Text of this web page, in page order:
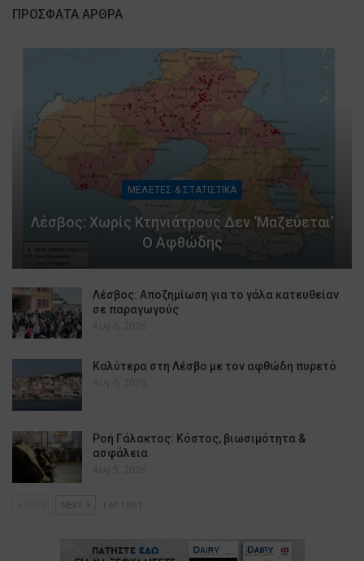
ΠΡΟΣΦΑΤΑ ΑΡΘΡΑ
ΜΕΛΕΤΕΣ & ΣΤΑΤΙΣΤΙΚΑ
Λέσβος: Χωρίς Κτηνιάτρους Δεν ‘μαζεύεται’
Ο Αφθώδης
Λέσβος: Αποζημίωση για το γάλα κατευθείαν
σε παραγωγούς
Αυγ 6, 2026
Καλύτερα στη Λέσβο με τον αφθώδη πυρετό
Αυγ 6, 2026
Ροή Γάλακτος: Κόστος, βιωσιμότητα &
ασφάλεια
Αυγ 5, 2026
NEXT 1 of 1,091